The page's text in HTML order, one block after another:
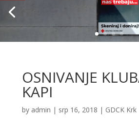
OSNIVANJE
KAPI
by admin | srp 16, 2018 | GDCK Krk